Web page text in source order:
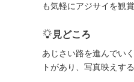
も気軽にアジサイを観賞
見どころ
あじさい路を進んでい
トがあり、写真映えす